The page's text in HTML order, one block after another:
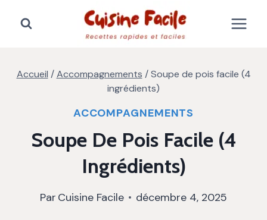
Accueil / Accompagnements / Soupe de pois facile (4
ingrédients)
ACCOMPAGNEMENTS
Soupe De Pois Facile (4
Ingrédients)
Par Cuisine Facile décembre 4, 2025